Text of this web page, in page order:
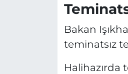
Bakan
teminatsız
Halihazırda